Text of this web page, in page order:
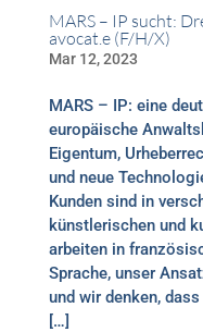
MARS – IP sucht:
avocat.e (F/H/X)
Mar 12, 2023
MARS – IP: eine
europäische
Eigentum,
und neue
Kunden sind in
künstlerischen und
arbeiten in
Sprache, unser
und wir denken,
[…]